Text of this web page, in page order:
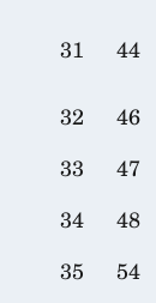
31 44
32
46
33
47
34
48
35
54